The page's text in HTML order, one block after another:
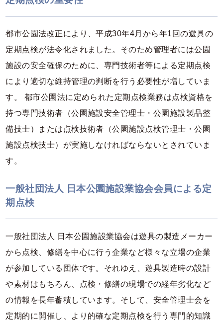
都市公園法改正により、平成30年4月から年1回の遊具の
定期点検が法令化されました。そのため管理者には公園
施設の安全確保のために、専門技術者等による定期点検
により適切な維持管理の判断を行う必要性が増していま
す。 都市公園法に定められた定期点検業務は点検資格を
持つ専門技術者（公園施設安全管理士・公園施設製品整
備技士）または点検技術者（公園施設点検管理士・公園
施設点検技士）が実施しなければならないとされていま
す。
一般社団法人 日本公園施設業協会会員による定
期点検
一般社団法人 日本公園施設業協会は遊具の製造メーカー
から点検、修繕を中心に行う企業など様々な立場の企業
が参加している団体です。それゆえ、遊具製造時の設計
や素材はもちろん、点検・修繕の現場での経年劣化など
の情報を長年蓄積しています。そして、安全管理士会を
定期的に開催し、より的確な定期点検を行う専門的知識